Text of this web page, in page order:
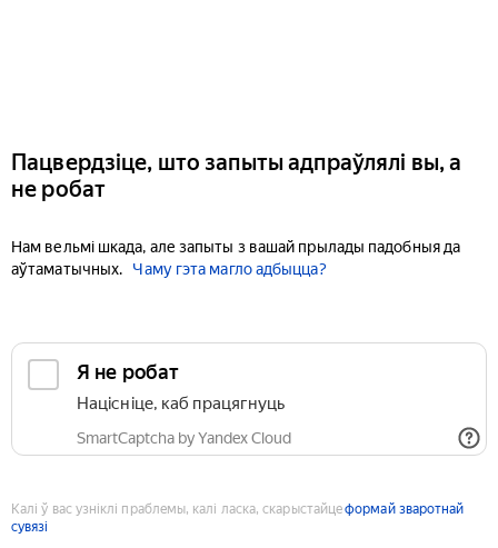
Пацвердзіце, што запыты адпраўлялі вы, а
не робат
Нам вельмі шкада, але запыты з вашай прылады падобныя да
аўтаматычных.
Чаму гэта магло адбыцца?
Я не робат
Націсніце, каб працягнуць
SmartCaptcha by Yandex Cloud
Калі ў вас узніклі праблемы, калі ласка, скарыстайцеформай зваротнай
сувязі